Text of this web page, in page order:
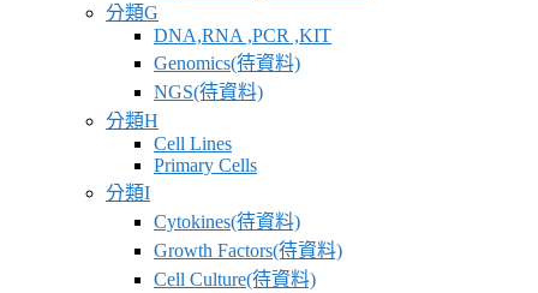
分類G
DNA,RNA ,PCR ,KIT
Genomics(待資料)
NGS(待資料)
分類H
Cell Lines
Primary Cells
分類I
Cytokines(待資料)
Growth Factors(待資料)
Cell Culture(待資料)